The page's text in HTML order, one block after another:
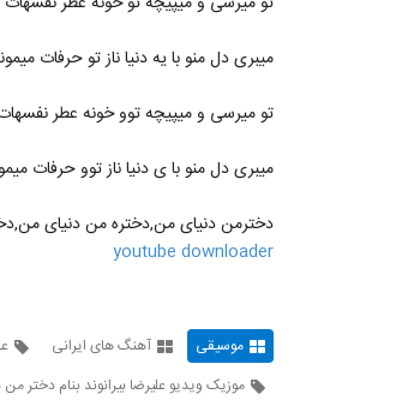
میبری دل منو با یه دنیا ناز تو حرفات
تو میرسی و میپیچه توو خونه عطر
میبری دل منو با ی دنیا ناز توو حرفات
دخترمن دنیای من,دختره من دنیای
youtube downloader
موسیقی آهنگ های ایرانی
موزیک ویدیو علیرضا بیرانوند بنام دختر